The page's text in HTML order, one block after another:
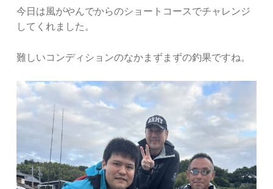
今日は風がやんでからのショートコースでチャレンジ
してくれました。
難しいコンディションのなかまずまずの釣果ですね。